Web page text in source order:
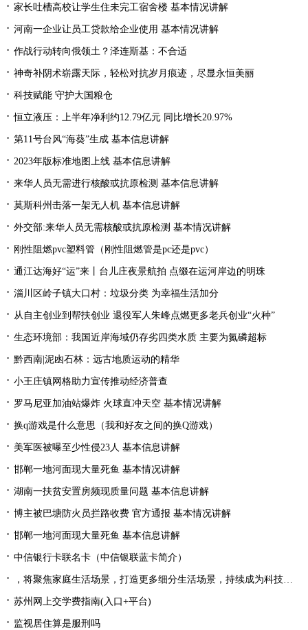
家长吐槽高校让学生住未完工宿舍楼 基本情况讲解
河南一企业让员工贷款给企业使用 基本情况讲解
作战行动转向俄领土？泽连斯基：不合适
神奇补阴术崭露天际，轻松对抗岁月痕迹，尽显永恒美丽
科技赋能 守护大国粮仓
恒立液压：上半年净利约12.79亿元 同比增长20.97%
第11号台风“海葵”生成 基本信息讲解
2023年版标准地图上线 基本信息讲解
来华人员无需进行核酸或抗原检测 基本信息讲解
莫斯科州击落一架无人机 基本信息讲解
外交部:来华人员无需核酸或抗原检测 基本情况讲解
刚性阻燃pvc塑料管（刚性阻燃管是pc还是pvc）
通江达海好“运”来丨台儿庄夜景航拍 点缀在运河岸边的明珠
淄川区岭子镇大口村：垃圾分类 为幸福生活加分
从自主创业到帮扶创业 退役军人朱峰点燃更多老兵创业“火种”
生态环境部：我国近岸海域仍存劣四类水质 主要为氮磷超标
黔西南|泥凼石林：远古地质运动的精华
小王庄镇网格助力宣传推动经济普查
罗马尼亚加油站爆炸 火球直冲天空 基本情况讲解
换q游戏是什么意思（我和好友之间的换Q游戏）
美军医被曝至少性侵23人 基本信息讲解
邯郸一地河面现大量死鱼 基本情况讲解
湖南一扶贫安置房频现质量问题 基本信息讲解
博主被巴塘防火员拦路收费 官方通报 基本情况讲解
邯郸一地河面现大量死鱼 基本信息讲解
中信银行卡联名卡（中信银联蓝卡简介）
，将聚焦家庭生活场景，打造更多细分生活场景，持续成为科技创新的风向标，出现新面孔，为行业发展带来新的机遇|产业链情报站
苏州网上交学费指南(入口+平台)
监视居住算是服刑吗